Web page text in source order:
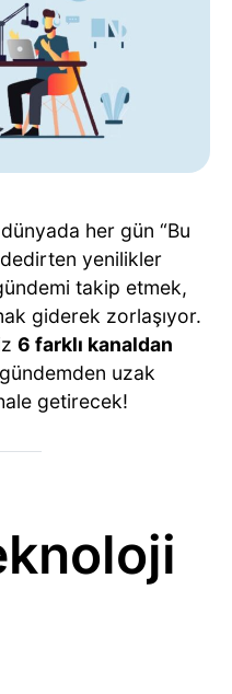
her gün “Bu
yenilikler
takip etmek,
giderek zorlaşıyor.
6 farklı kanaldan
uzak
getirecek!